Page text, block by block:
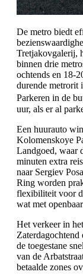
De metro biedt
Tretjakovgalerij,
binnen drie
ochtends en 18-
durende metrorit
Parkeren in de
uur, als er al
Een huurauto
Kolomenskoye
Landgoed, waar
minuten extra
naar Sergiev
Ring worden
flexibiliteit voor
wat met
Het verkeer in
de toegestane
van de
betaalde zones